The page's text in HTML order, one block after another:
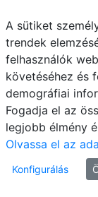
A sütiket
trendek
felhasználók
követéséhez és
demográfiai
Fogadja el az
legjobb élmény
Olvassa el az
Konfigurálás